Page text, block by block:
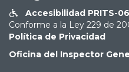

Accesibilidad PRITS-
Conforme a la Ley 229 de
Política de Privacidad
Oficina del Inspector